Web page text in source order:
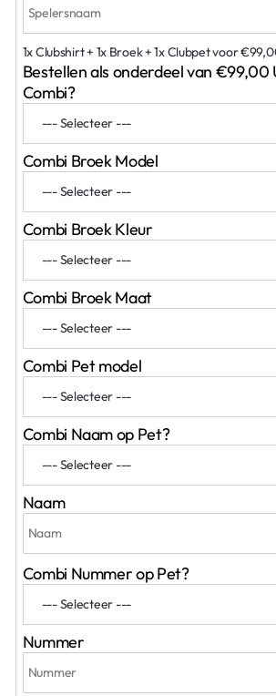
1x Clubshirt + 1x Broek + 1x Clubpet voor
Bestellen als onderdeel van €99,00
Combi?
Combi Broek Model
Combi Broek Kleur
Combi Broek Maat
Combi Pet model
Combi Naam op Pet?
Naam
Combi Nummer op Pet?
Nummer